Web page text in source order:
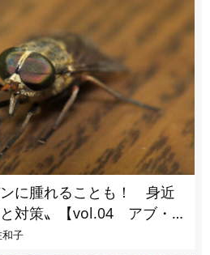
に腫れることも！ 身近
対策〟【vol.04 アブ・ブ
和子